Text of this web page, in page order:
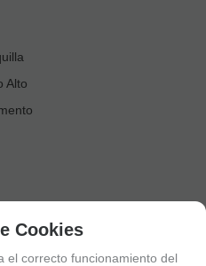
Alto
Tenor
Cookies
el correcto funcionamiento del